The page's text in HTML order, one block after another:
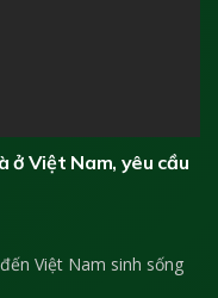
ở Việt Nam, yêu cầu
Việt Nam sinh sống